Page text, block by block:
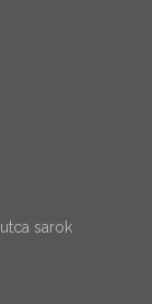
sarok